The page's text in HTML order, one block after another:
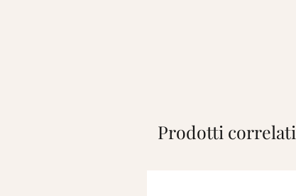
Prodotti correlati